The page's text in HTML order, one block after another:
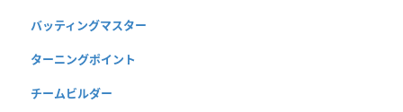
バッティングマスター
ターニングポイント
チームビルダー